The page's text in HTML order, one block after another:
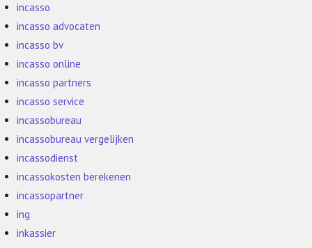
incasso
incasso advocaten
incasso bv
incasso online
incasso partners
incasso service
incassobureau
incassobureau vergelijken
incassodienst
incassokosten berekenen
incassopartner
ing
inkassier